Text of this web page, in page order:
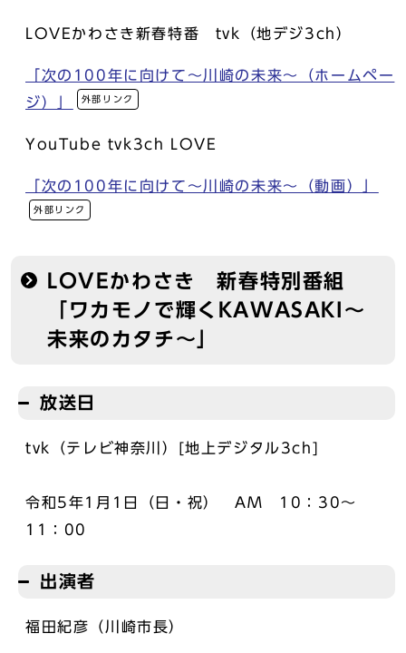
LOVEかわさき新春特番 tvk（地デジ3ch）
「次の100年に向けて～川崎の未来～（ホームペー
ジ）」
外部リンク
YouTube tvk3ch LOVE
「次の100年に向けて～川崎の未来～（動画）」
外部リンク
LOVEかわさき 新春特別番組
「ワカモノで輝くKAWASAKI～
未来のカタチ～」
放送日
tvk（テレビ神奈川）[地上デジタル3ch]
令和5年1月1日（日・祝） AM 10：30～
11：00
出演者
福田紀彦（川崎市長）